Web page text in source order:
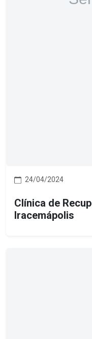
24/04/2024
Clínica de
Iracemápolis